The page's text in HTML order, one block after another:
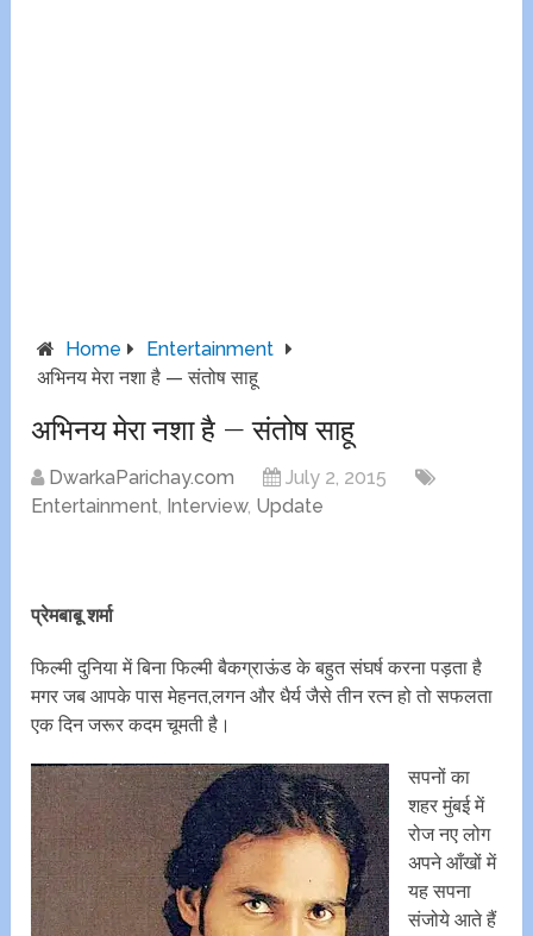
Home
Entertainment
अभिनय मेरा नशा है — संतोष साहू
अभिनय मेरा नशा है — संतोष साहू
DwarkaParichay.com
July 2, 2015
Entertainment, Interview, Update
प्रेमबाबू शर्मा
फिल्मी दुनिया में बिना फिल्मी बैकग्राऊंड के बहुत संघर्ष करना पड़ता है
मगर जब आपके पास मेहनत,लगन और धैर्य जैसे तीन रत्न हो तो सफलता
एक दिन जरूर कदम चूमती है।
सपनों का
शहर मुंबई में
रोज नए लोग
अपने आँखों में
यह सपना
संजोये आते हैं